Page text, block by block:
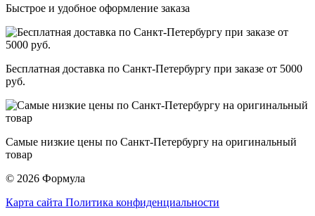
Быстрое и удобное оформление заказа
Бесплатная доставка по Санкт-Петербургу при заказе от 5000
руб.
Самые низкие цены по Санкт-Петербургу на оригинальный
товар
© 2026 Формула
Карта сайта Политика конфиденциальности